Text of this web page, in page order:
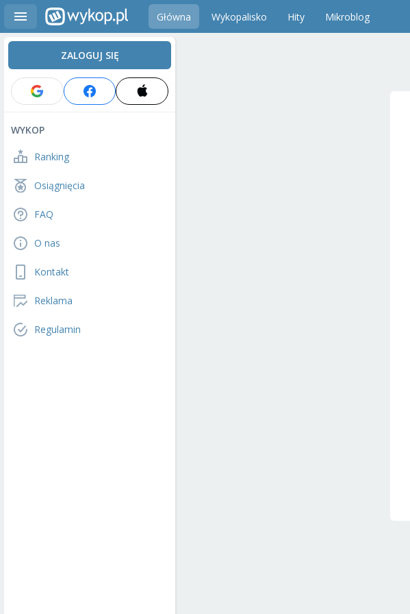
Główna Wykopalisko Hity Mikroblog
ZALOGUJ SIĘ
WYKOP
Ranking
Osiągnięcia
FAQ
O nas
Kontakt
Reklama
Regulamin